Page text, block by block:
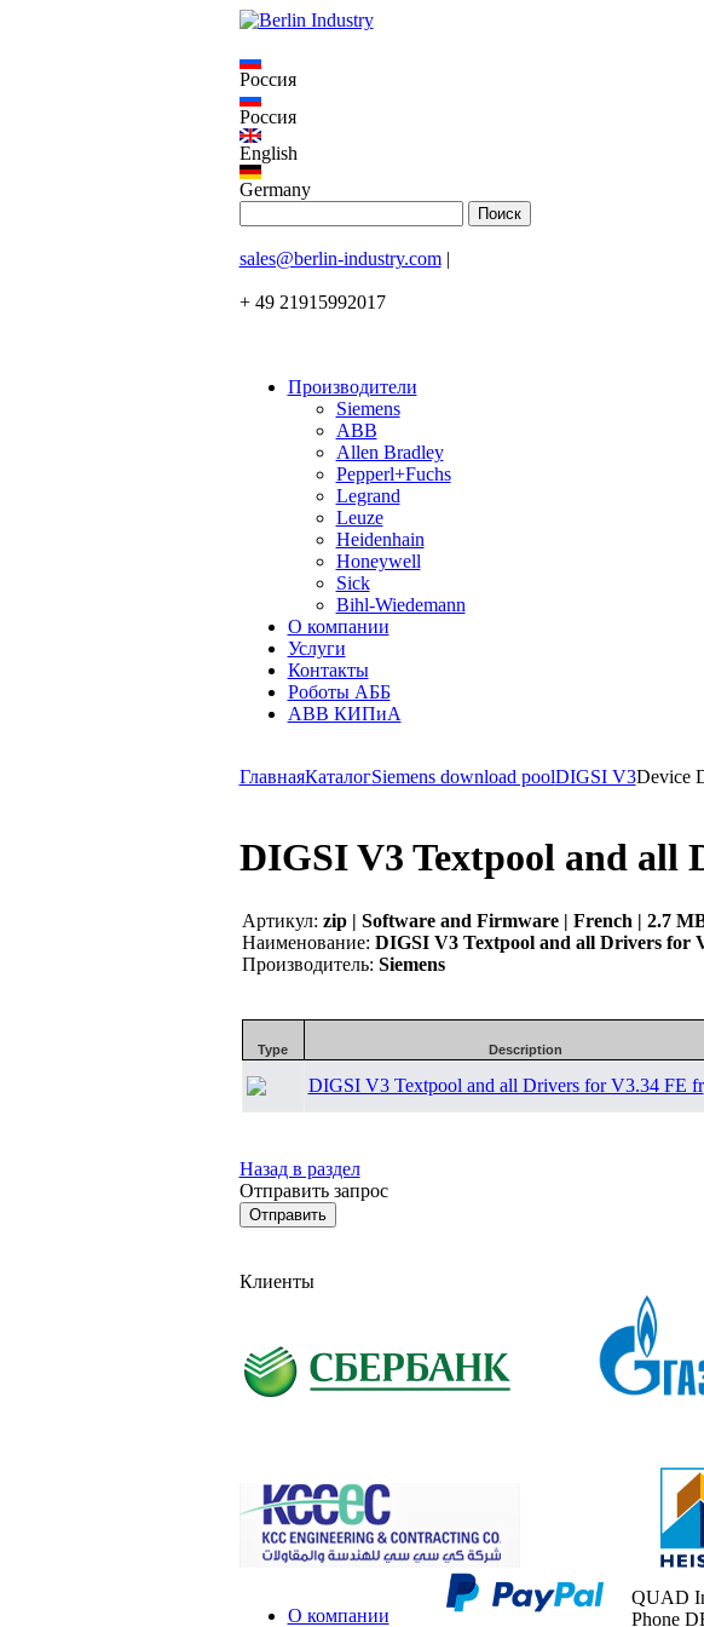
Россия
Россия
English
Germany
sales@berlin-industry.com|
+ 49 21915992017
Производители
Siemens
ABB
Allen Bradley
Pepperl+Fuchs
Legrand
Leuze
Heidenhain
Honeywell
Sick
Bihl-Wiedemann
О компании
Услуги
Контакты
Роботы АББ
ABB КИПиА
ГлавнаяКаталогSiemens download poolDIGSI V3Device
DIGSI V3 Textpool and all
Артикул: zip | Software and Firmware | French | 2.7
Наименование: DIGSI V3 Textpool and all Drivers for
Производитель: Siemens
Type Description
DIGSI V3 Textpool and all Drivers for V3.34 FE fr
Назад в раздел
Отправить запрос
Клиенты
О компании
QUAD
Phone